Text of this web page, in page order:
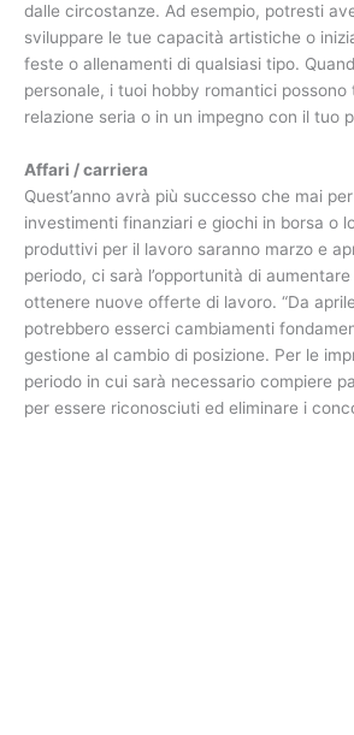
dalle circostanze. Ad esempio, potresti
sviluppare le tue capacità artistiche o
feste o allenamenti di qualsiasi tipo.
personale, i tuoi hobby romantici possono
relazione seria o in un impegno con il tuo
Affari / carriera
Quest’anno avrà più successo che mai
investimenti finanziari e giochi in borsa o
produttivi per il lavoro saranno marzo e
periodo, ci sarà l’opportunità di
ottenere nuove offerte di lavoro. “Da
potrebbero esserci cambiamenti
gestione al cambio di posizione. Per le
periodo in cui sarà necessario compiere
per essere riconosciuti ed eliminare i